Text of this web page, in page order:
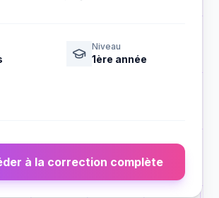
Niveau
1ère année
à la correction complète